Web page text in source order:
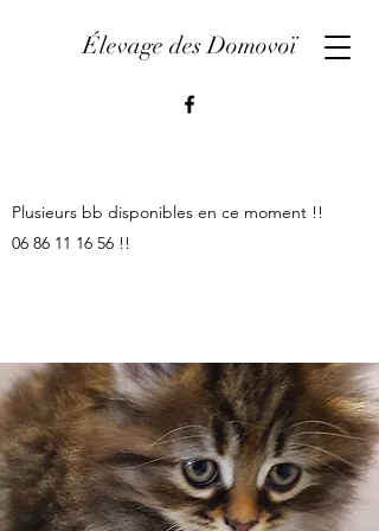
Élevage des Domovoï
​Plusieurs bb disponibles en ce moment !!
​06 86 11 16 56 !!